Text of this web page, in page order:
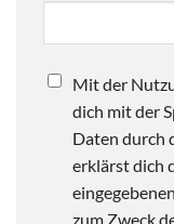
Mit der
dich mit der
Daten durch
erklärst dich
zum Zweck